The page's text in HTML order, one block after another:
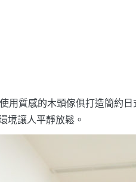
用質感的木頭傢俱打造簡約
境讓人平靜放鬆。